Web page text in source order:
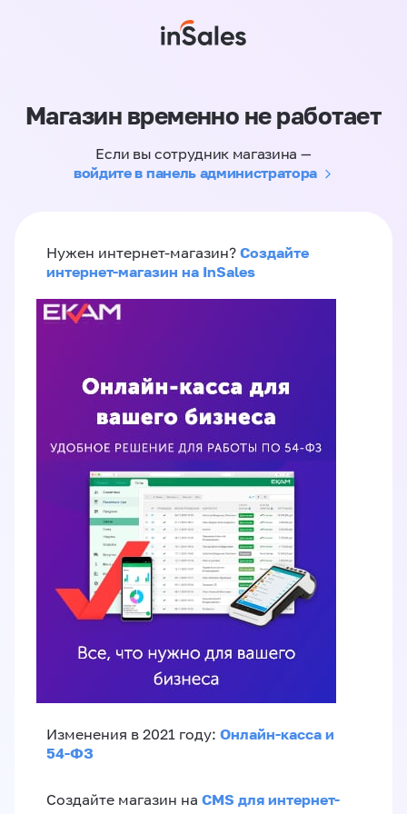
Магазин временно не работает
Если вы сотрудник магазина —
войдите в панель администратора
Нужен интернет-магазин? Создайте
интернет-магазин на InSales
Изменения в 2021 году: Онлайн-касса и
54-ФЗ
Создайте магазин на CMS для интернет-